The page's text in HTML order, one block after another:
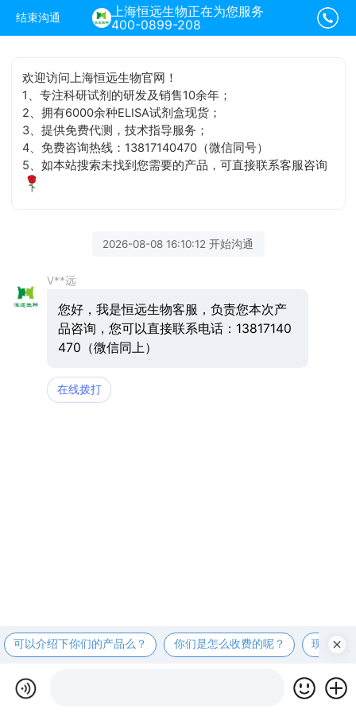
结束沟通
上海恒远生物正在为您服务
400-0899-208
欢迎访问上海恒远生物官网！
1、专注科研试剂的研发及销售10余年；
2、拥有6000余种ELISA试剂盒现货；
3、提供免费代测，技术指导服务；
4、免费咨询热线：13817140470（微信同号）
5、如本站搜索未找到您需要的产品，可直接联系客服咨询
2026-08-08 16:10:12 开始沟通
V**远
您好，我是恒远生物客服，负责您本次产
品咨询，您可以直接联系电话：13817140
470（微信同上）
在线拨打
可以介绍下你们的产品么？ 你们是怎么收费的呢？ 现在有